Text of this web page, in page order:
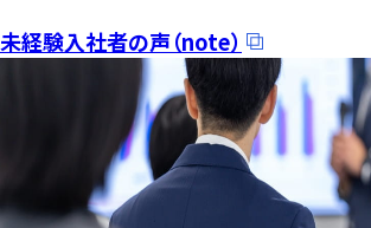
未経験入社者の声（note）